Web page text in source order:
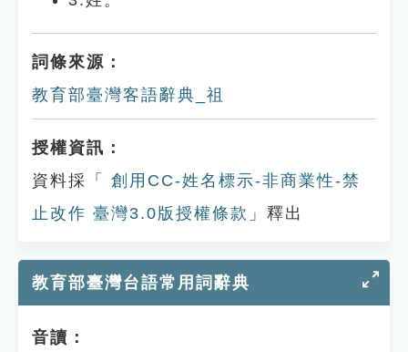
詞條來源：
教育部臺灣客語辭典_祖
授權資訊：
資料採「
創用CC-姓名標示-非商業性-禁
止改作 臺灣3.0版授權條款 」釋出
教育部臺灣台語常用詞辭典
音讀：